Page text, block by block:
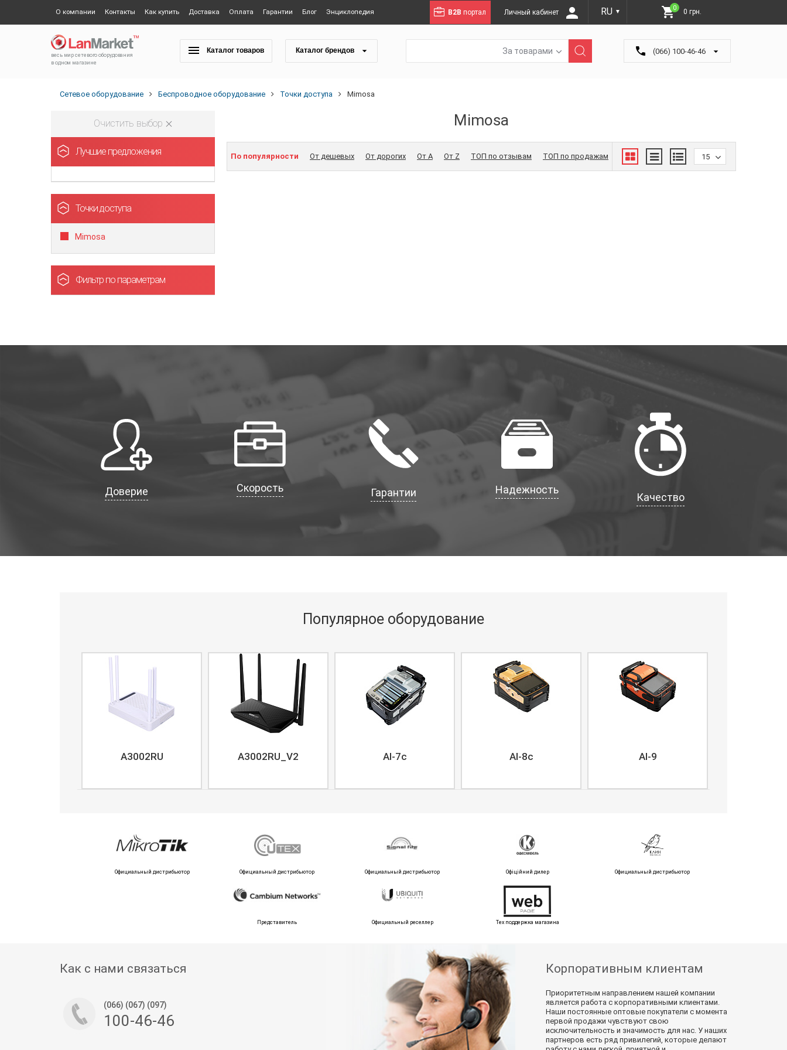
О компании Контакты Как купить Доставка Оплата Гарантии Блог Энциклопедия B2B портал Личный кабинет RU ▼
0 0 грн.
весь мир сетевого оборудования
в одном магазине
Каталог товаров Каталог брендов За товарами (066) 100-46-46
Сетевое оборудование Беспроводное оборудование Точки доступа Mimosa
Очистить выбор
Лучшие предложения
Точки доступа
Mimosa
Фильтр по параметрам
Mimosa
По популярности От дешевых От дорогих От A От Z ТОП по отзывам ТОП по продажам 15
Доверие Скорость Гарантии Надежность
Качество
Популярное оборудование
A3002RU A3002RU_V2 AI-7c AI-8c AI-9
Официальный дистрибьютор Официальный дистрибьютор Официальный дистрибьютор Офіційний дилер Официальный дистрибьютор
Представитель Официальный реселлер Тех поддержка магазина
Как с нами связаться
(066) (067) (097)
100-46-46
Корпоративным клиентам
Приоритетным направлением нашей компании
является работа с корпоративными клиентами.
Наши постоянные оптовые покупатели с момента
первой продажи чувствуют свою
исключительность и значимость для нас. У наших
партнеров есть ряд привилегий, которые делают